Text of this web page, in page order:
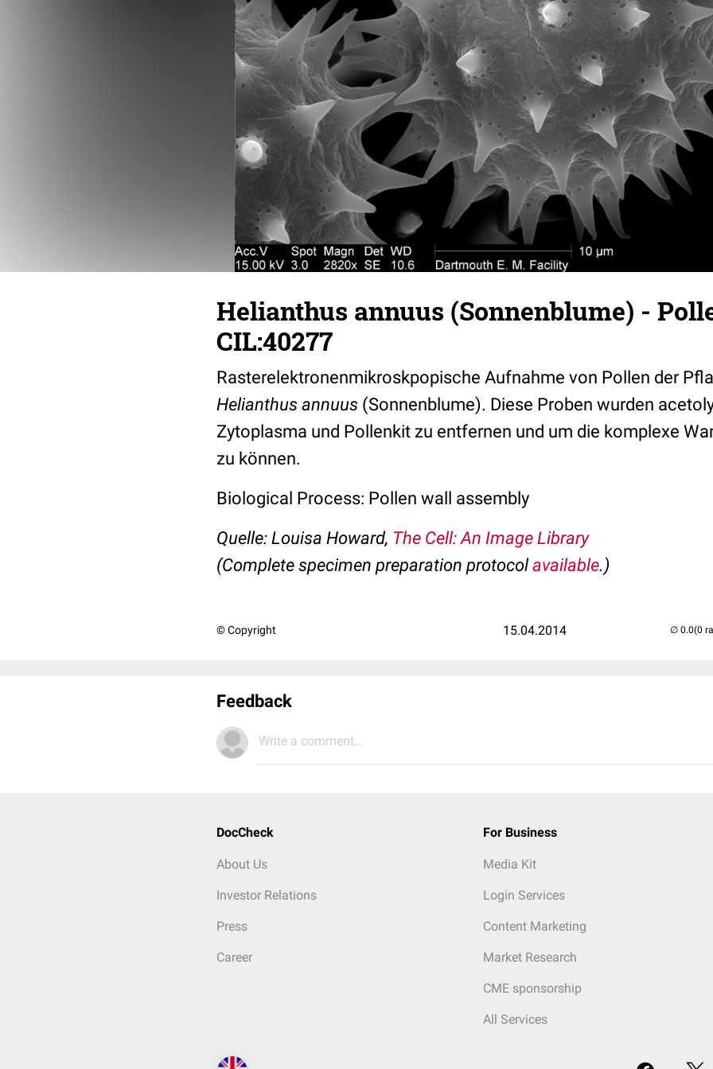
Helianthus annuus (Sonnenblume) -
CIL:40277
Rasterelektronenmikroskpopische Aufnahme von Pollen der
Helianthus annuus (Sonnenblume). Diese Proben wurden
Zytoplasma und Pollenkit zu entfernen und um die komplexe
zu können.
Biological Process: Pollen wall assembly
Quelle: Louisa Howard, The Cell: An Image Library
(Complete specimen preparation protocolavailable.)
© Copyright 15.04.2014 (0
Feedback
Write a comment...
DocCheck
About Us
Investor Relations
Press
Career
For Business
Media Kit
Login Services
Content Marketing
Market Research
CME sponsorship
All Services